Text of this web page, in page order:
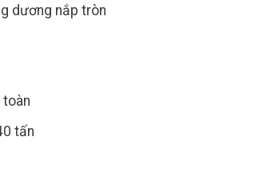
dương nắp tròn
toàn
tấn